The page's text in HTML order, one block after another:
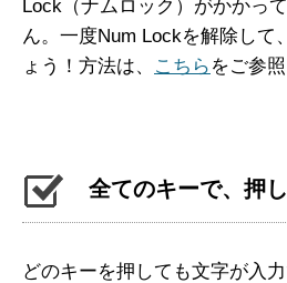
Lock（ナムロック）がかかっ
ん。一度Num Lockを解除して
ょう！方法は、
こちら をご参
全てのキーで、押
どのキーを押しても文字が入